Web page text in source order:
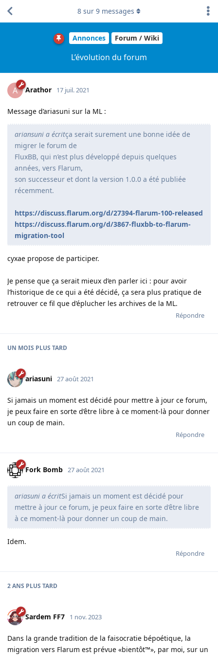
Annonces Forum / Wiki
L’évolution du forum
8 sur 9 messages
A Arathor 17 juil. 2021
Message d’ariasuni sur la ML :
ariansuni a écritça serait surement une bonne idée de
migrer le forum de
FluxBB, qui n’est plus développé depuis quelques
années, vers Flarum,
son successeur et dont la version 1.0.0 a été publiée
récemment.
https://discuss.flarum.org/d/27394-flarum-100-released
https://discuss.flarum.org/d/3867-fluxbb-to-flarum-
migration-tool
cyxae propose de participer.
Je pense que ça serait mieux d’en parler ici : pour avoir
l’historique de ce qui a été décidé, ça sera plus pratique de
retrouver ce fil que d’éplucher les archives de la ML.
Répondre
UN MOIS PLUS TARD
ariasuni 27 août 2021
Si jamais un moment est décidé pour mettre à jour ce forum,
je peux faire en sorte d’être libre à ce moment-là pour donner
un coup de main.
Répondre
Fork Bomb 27 août 2021
ariasuni a écritSi jamais un moment est décidé pour
mettre à jour ce forum, je peux faire en sorte d’être libre
à ce moment-là pour donner un coup de main.
Idem.
Répondre
2 ANS PLUS TARD
Sardem FF7 1 nov. 2023
Dans la grande tradition de la faisocratie bépoétique, la
migration vers Flarum est prévue «bientôt™», par moi, sur un